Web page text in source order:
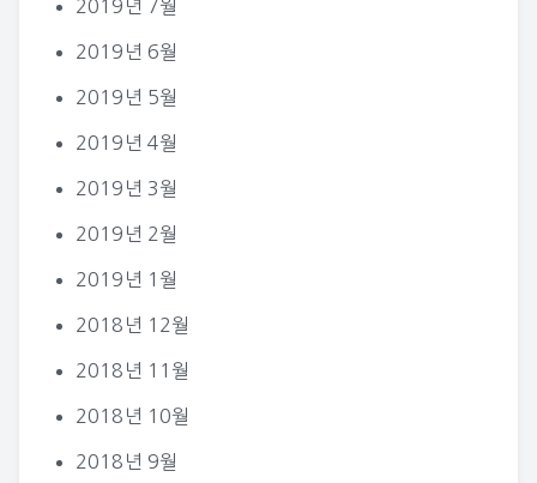
2019년 7월
2019년 6월
2019년 5월
2019년 4월
2019년 3월
2019년 2월
2019년 1월
2018년 12월
2018년 11월
2018년 10월
2018년 9월